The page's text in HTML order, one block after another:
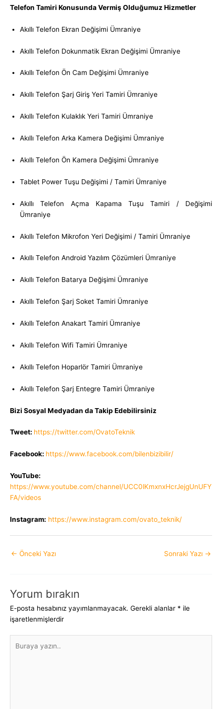
Telefon Tamiri Konusunda Vermiş Olduğumuz Hizmetler
Akıllı Telefon Ekran Değişimi Ümraniye
Akıllı Telefon Dokunmatik Ekran Değişimi Ümraniye
Akıllı Telefon Ön Cam Değişimi Ümraniye
Akıllı Telefon Şarj Giriş Yeri Tamiri Ümraniye
Akıllı Telefon Kulaklık Yeri Tamiri Ümraniye
Akıllı Telefon Arka Kamera Değişimi Ümraniye
Akıllı Telefon Ön Kamera Değişimi Ümraniye
Tablet Power Tuşu Değişimi / Tamiri Ümraniye
Akıllı Telefon Açma Kapama Tuşu Tamiri / Değişimi
Ümraniye
Akıllı Telefon Mikrofon Yeri Değişimi / Tamiri Ümraniye
Akıllı Telefon Android Yazılım Çözümleri Ümraniye
Akıllı Telefon Batarya Değişimi Ümraniye
Akıllı Telefon Şarj Soket Tamiri Ümraniye
Akıllı Telefon Anakart Tamiri Ümraniye
Akıllı Telefon Wifi Tamiri Ümraniye
Akıllı Telefon Hoparlör Tamiri Ümraniye
Akıllı Telefon Şarj Entegre Tamiri Ümraniye
Bizi Sosyal Medyadan da Takip Edebilirsiniz
Tweet: https://twitter.com/OvatoTeknik
Facebook: https://www.facebook.com/bilenbizibilir/
YouTube:
https://www.youtube.com/channel/UCC0lKmxnxHcrJejgUnUFY
FA/videos
Instagram: https://www.instagram.com/ovato_teknik/
Yazı
← Önceki Yazı Sonraki Yazı →
Yorum bırakın
E-posta hesabınız yayımlanmayacak. Gerekli alanlar * ile
işaretlenmişlerdir
yazın..